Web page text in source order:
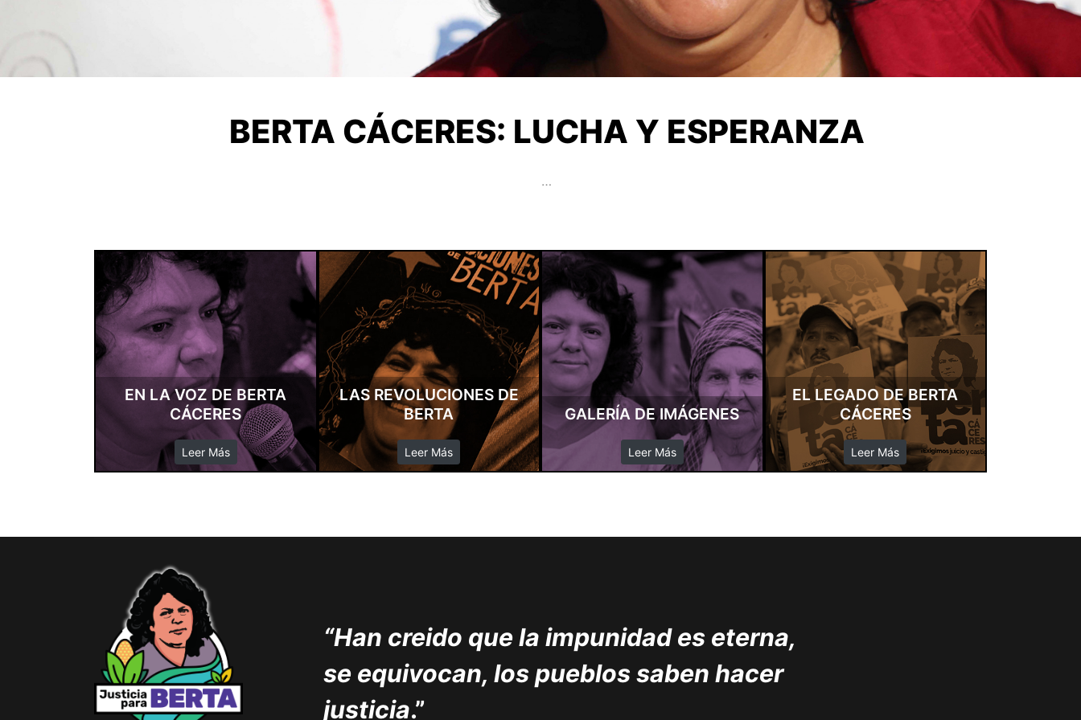
BERTA CÁCERES: LUCHA Y ESPERANZA
…
EN LA VOZ DE BERTA
CÁCERES
Leer Más
LAS REVOLUCIONES DE
BERTA
Leer Más
GALERÍA DE IMÁGENES
Leer Más
EL LEGADO DE BERTA
CÁCERES
Leer Más
“Han creido que la impunidad es eterna,
se equivocan, los pueblos saben hacer
justicia.”